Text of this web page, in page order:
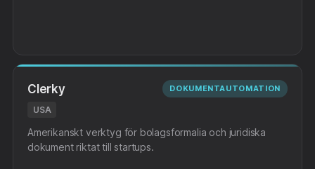
Clerky
USA
DOKUMENTAUTOMATION
Amerikanskt verktyg för bolagsformalia och juridiska
dokument riktat till startups.